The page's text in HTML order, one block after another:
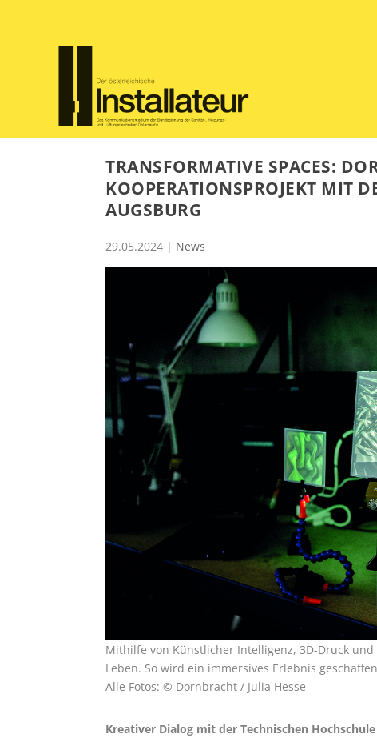
TRANSFORMATIVE SPACES:
KOOPERATIONSPROJEKT MIT
AUGSBURG
29.05.2024 | News
Mithilfe von Künstlicher Intelligenz, 3D-Druck
Leben. So wird ein immersives Erlebnis
Alle Fotos: © Dornbracht / Julia Hesse
Kreativer Dialog mit der Technischen